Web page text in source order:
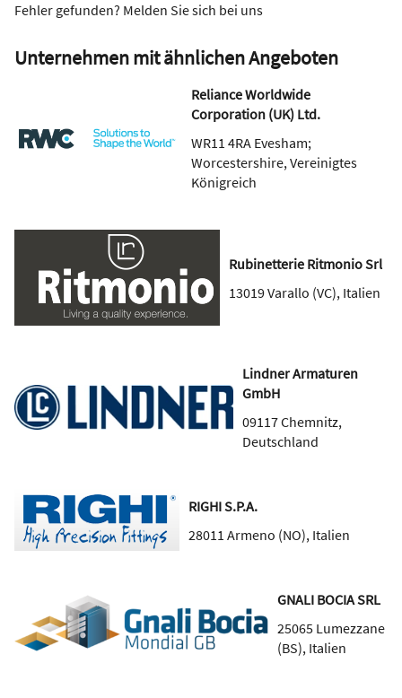
Fehler gefunden? Melden Sie sich bei uns
Unternehmen mit ähnlichen Angeboten
Reliance Worldwide
Corporation (UK) Ltd.
WR11 4RA Evesham;
Worcestershire,Vereinigtes
Königreich
Rubinetterie Ritmonio Srl
13019Varallo (VC), Italien
Lindner Armaturen
GmbH
09117Chemnitz,
Deutschland
RIGHI S.P.A.
28011 Armeno (NO), Italien
GNALI BOCIA SRL
25065 Lumezzane
(BS), Italien